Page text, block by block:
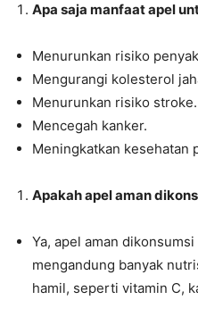
Apa saja manfaat apel
Menurunkan risiko
Mengurangi kolesterol
Menurunkan risiko stroke.
Mencegah kanker.
Meningkatkan kesehatan
Apakah apel aman
Ya, apel aman
mengandung banyak
hamil, seperti vitamin C,